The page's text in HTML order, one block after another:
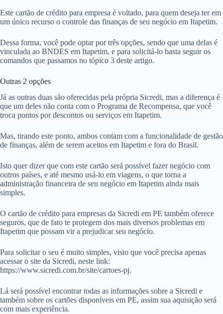
Este cartão de crédito para empresa é voltado, para quem deseja ter em
um único recurso o controle das finanças de seu negócio em Itapetim.
Dessa forma, você pode optar por três opções, sendo que uma delas é
vinculada ao BNDES em Itapetim, e para solicitá-lo basta seguir os
comandos que passamos no tópico 3 deste artigo.
Outras 2 opções
Já as outras duas são oferecidas pela própria Sicredi, mas a diferença é
que um deles não conta com o Programa de Recompensa, que você
troca pontos por descontos ou serviços em Itapetim.
Mas, tirando este ponto, ambos contam com a funcionalidade de gestão
de finanças, além de serem aceitos em Itapetim e fora do Brasil.
Isto quer dizer que com este cartão será possível fazer negócio com
outros países, e até mesmo usá-lo em viagens, o que torna a
administração financeira de seu negócio em Itapetim ainda mais
simples.
O cartão de crédito para empresas da Sicredi em PE também oferece
seguros, que de fato te protegem dos mais diversos problemas em
Itapetim que possam vir a prejudicar seu negócio.
Para solicitar o seu é muito simples, visto que você precisa apenas
acessar o site da Sicredi, neste link:
https://www.sicredi.com.br/site/cartoes-pj.
Lá será possível encontrar todas as informações sobre a Sicredi e
também sobre os cartões disponíveis em PE, assim sua aquisição será
com mais experiência.